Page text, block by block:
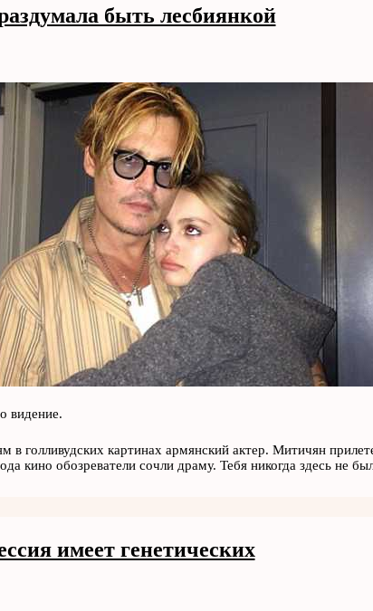
быть лесбиянкой
видение.
в голливудских картинах армянский актер. Митичян
кино обозреватели сочли драму. Тебя никогда здесь не
имеет генетических